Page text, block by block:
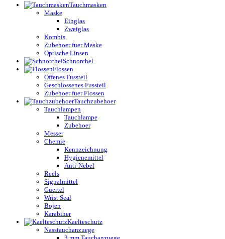
Tauchmasken
Maske
Einglas
Zweiglas
Kombis
Zubehoer fuer Maske
Optische Linsen
Schnorchel
Flossen
Offenes Fussteil
Geschlossenes Fussteil
Zubehoer fuer Flossen
Tauchzubehoer
Tauchlampen
Tauchlampe
Zubehoer
Messer
Chemie
Kennzeichnung
Hygienemittel
Anti-Nebel
Reels
Signalmittel
Guertel
Wrist Seal
Bojen
Karabiner
Kaelteschutz
Nasstauchanzuege